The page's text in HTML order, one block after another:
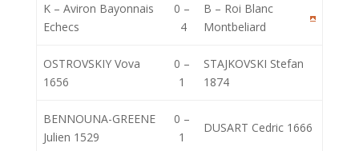
K – Aviron Bayonnais
Echecs
0 –
4
B – Roi Blanc
Montbeliard
OSTROVSKIY Vova
1656
0 –
1
STAJKOVSKI Stefan
1874
BENNOUNA-GREENE
Julien 1529
0 –
1
DUSART Cedric 1666